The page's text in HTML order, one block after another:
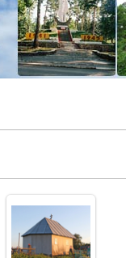
19.06.2019
vitalis